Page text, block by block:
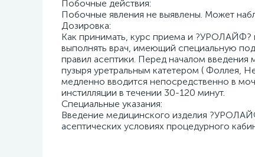
Побочные действия:
Побочные явления не выявлены. Может
Дозировка:
Как принимать, курс приема и ?УРОЛАЙФ?
выполнять врач, имеющий специальную
правил асептики. Перед началом
пузыря уретральным катетером ( Фоллея,
медленно вводится непосредственно в
инстилляции в течении 30-120 минут.
Специальные указания:
Введение медицинского изделия
асептических условиях процедурного